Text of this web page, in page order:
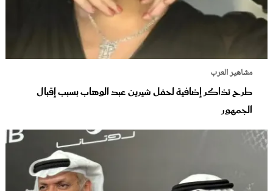
مشاهير العرب
طرح تذاكر إضافية لحفل شيرين عبد الوهاب بسبب إقبال
الجمهور